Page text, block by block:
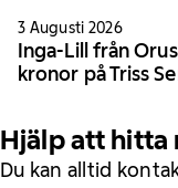
3 Augusti 2026
Inga-Lill från
kronor på Triss
Hjälp att hitta
Du kan alltid